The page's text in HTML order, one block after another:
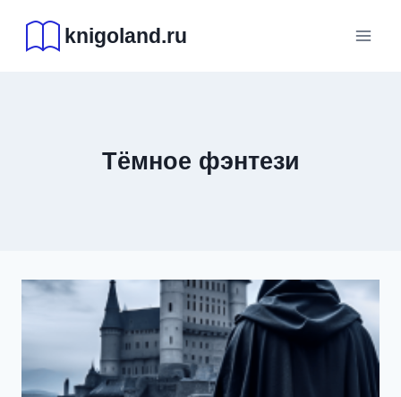
содержимому
knigoland.ru
Тёмное фэнтези